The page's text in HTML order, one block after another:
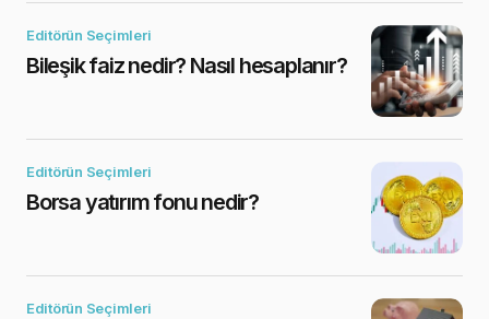
Editörün Seçimleri
Bileşik faiz nedir? Nasıl hesaplanır?
Editörün Seçimleri
Borsa yatırım fonu nedir?
Editörün Seçimleri